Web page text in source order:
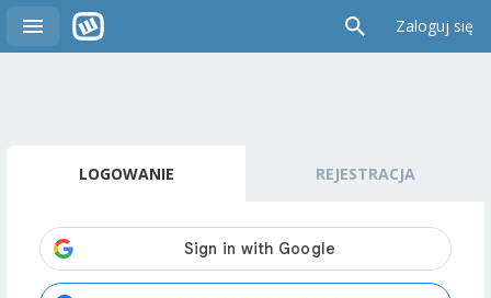
Zaloguj się
LOGOWANIE REJESTRACJA